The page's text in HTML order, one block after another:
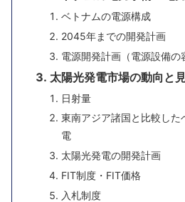
ベトナムの電源構成
2045年までの開発計画
電源開発計画（電源設備の
太陽光発電市場の動向と
日射量
東南アジア諸国と比較した
電
太陽光発電の開発計画
FIT制度・FIT価格
入札制度